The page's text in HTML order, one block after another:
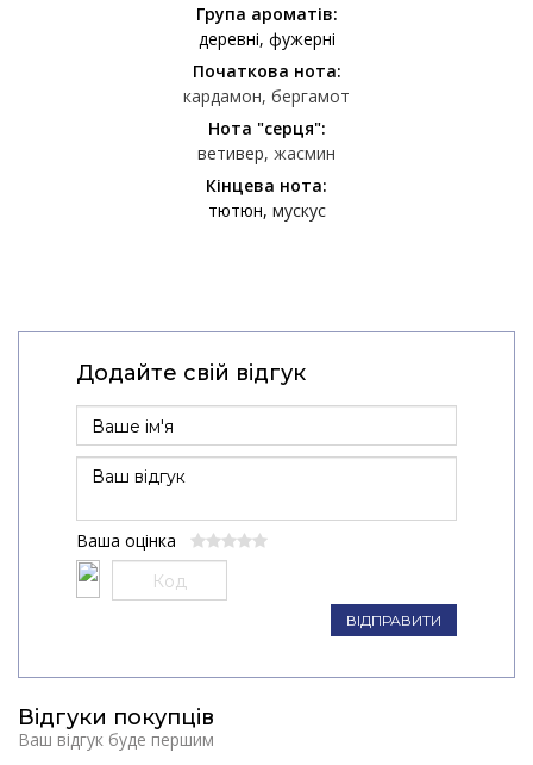
Група ароматів:
деревні фужерні
Початкова нота:
кардамон бергамот
Нота "серця":
ветивер жасмин
Кінцева нота:
тютюн мускус
Додайте свій відгук
Ваша оцінка
ВІДПРАВИТИ
Відгуки покупців
Ваш відгук буде першим